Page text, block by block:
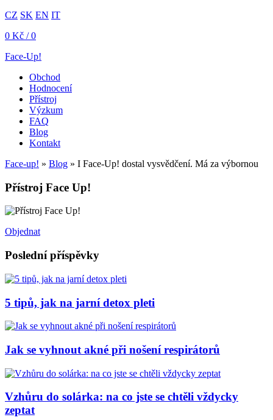
CZ SK EN IT
0 Kč / 0
Face-Up!
Obchod
Hodnocení
Přístroj
Výzkum
FAQ
Blog
Kontakt
Face-up! » Blog » I Face-Up! dostal vysvědčení. Má za výbornou
Přístroj Face Up!
Objednat
Poslední příspěvky
5 tipů, jak na jarní detox pleti
Jak se vyhnout akné při nošení respirátorů
Vzhůru do solárka: na co jste se chtěli vždycky
zeptat